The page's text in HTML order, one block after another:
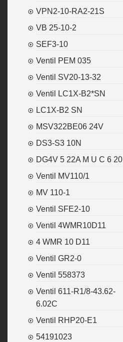
VPN2-10-RA2-21S
VB 25-10-2
SEF3-10
Ventil PEM 035
Ventil SV20-13-32
Ventil LC1X-B2*SN
LC1X-B2 SN
MSV322BE06 24V
DS3-S3 10N
DG4V 5 22A M U C 6 20
Ventil MV110/1
MV 110-1
Ventil SFE2-10
Ventil 4WMR10D11
4 WMR 10 D11
Ventil GR2-0
Ventil 558373
Ventil 611-R1/8-43.62-
6.02C
Ventil RHP20-E1
54191023